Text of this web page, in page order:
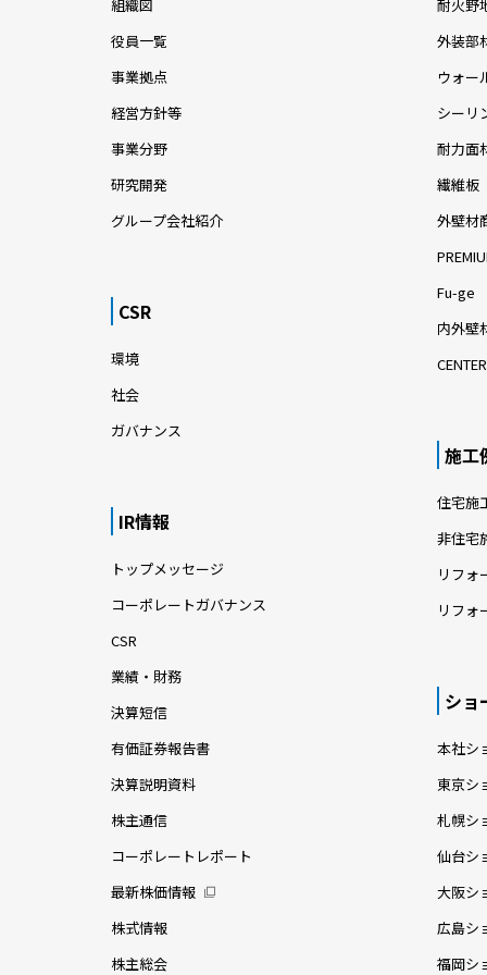
組織図
役員一覧
事業拠点
経営方針等
事業分野
研究開発
グループ会社紹介
CSR
環境
社会
ガバナンス
IR情報
トップメッセージ
コーポレートガバナンス
CSR
業績・財務
決算短信
有価証券報告書
決算説明資料
株主通信
コーポレートレポート
最新株価情報
株式情報
株主総会
耐火野
外装部
ウォー
シーリ
耐力面
繊維板
外壁材
Fu-ge
内外壁
施工
住宅施
非住宅
リフォ
リフォ
ショ
本社シ
東京シ
札幌シ
仙台シ
大阪シ
広島シ
福岡シ